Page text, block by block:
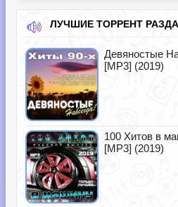
ЛУЧШИЕ ТОРРЕНТ
Девяностые
[MP3] (2019)
100 Хитов в
[MP3] (2019)